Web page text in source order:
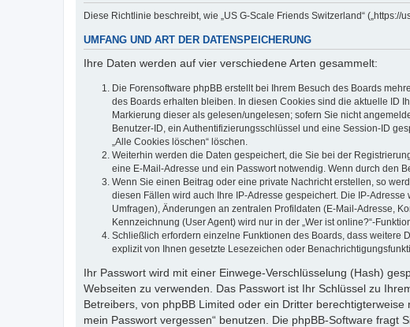
Diese Richtlinie beschreibt, wie „US G-Scale Friends Switzerland“
UMFANG UND ART DER DATENSPEICHERUNG
Ihre Daten werden auf vier verschiedene Arten gesammelt:
Die Forensoftware phpBB erstellt bei Ihrem Besuch des Boards
des Boards erhalten bleiben. In diesen Cookies sind die aktuelle ID
Markierung dieser als gelesen/ungelesen; sofern Sie nicht
Benutzer-ID, ein Authentifizierungsschlüssel und eine Session-ID
„Alle Cookies löschen“ löschen.
Weiterhin werden die Daten gespeichert, die Sie bei der
eine E-Mail-Adresse und ein Passwort notwendig. Wenn durch den
Wenn Sie einen Beitrag oder eine private Nachricht erstellen, so
diesen Fällen wird auch Ihre IP-Adresse gespeichert. Die IP-
Umfragen), Änderungen an zentralen Profildaten (E-Mail-Adresse,
Kennzeichnung (User Agent) wird nur in der „Wer ist online?“-
Schließlich erfordern einzelne Funktionen des Boards, dass weitere
explizit von Ihnen gesetzte Lesezeichen oder
Ihr Passwort wird mit einer Einwege-Verschlüsselung (Hash)
Webseiten zu verwenden. Das Passwort ist Ihr Schlüssel zu
Betreibers, von phpBB Limited oder ein Dritter
mein Passwort vergessen“ benutzen. Die phpBB-Software